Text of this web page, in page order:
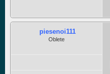
piesenoi111
Oblete